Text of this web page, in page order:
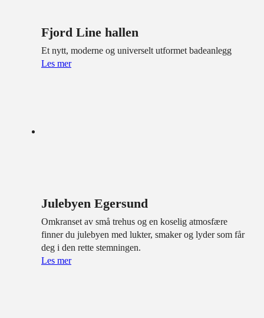
Fjord Line hallen
Et nytt, moderne og universelt utformet badeanlegg
Les mer
Julebyen Egersund
Omkranset av små trehus og en koselig atmosfære
finner du julebyen med lukter, smaker og lyder som får
deg i den rette stemningen.
Les mer